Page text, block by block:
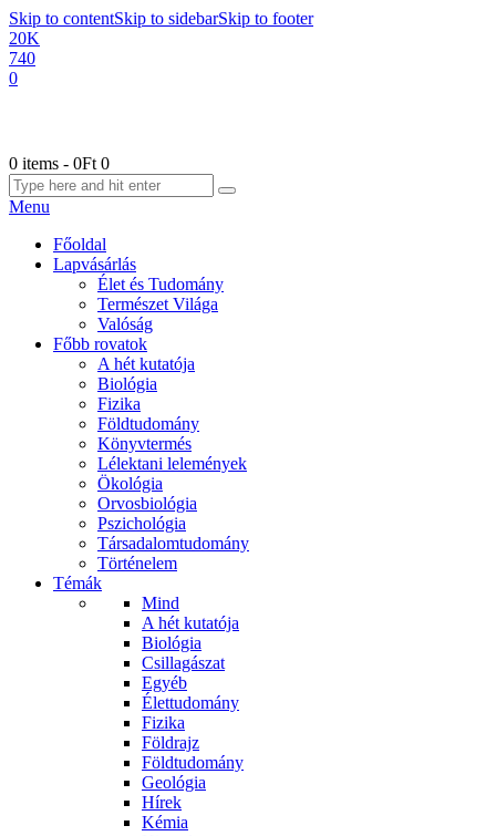
Skip to contentSkip to sidebarSkip to footer
20K
740
0
0 items - 0Ft 0
Menu
Főoldal
Lapvásárlás
Élet és Tudomány
Természet Világa
Valóság
Főbb rovatok
A hét kutatója
Biológia
Fizika
Földtudomány
Könyvtermés
Lélektani lelemények
Ökológia
Orvosbiológia
Pszichológia
Társadalomtudomány
Történelem
Témák
Mind
A hét kutatója
Biológia
Csillagászat
Egyéb
Élettudomány
Fizika
Földrajz
Földtudomány
Geológia
Hírek
Kémia